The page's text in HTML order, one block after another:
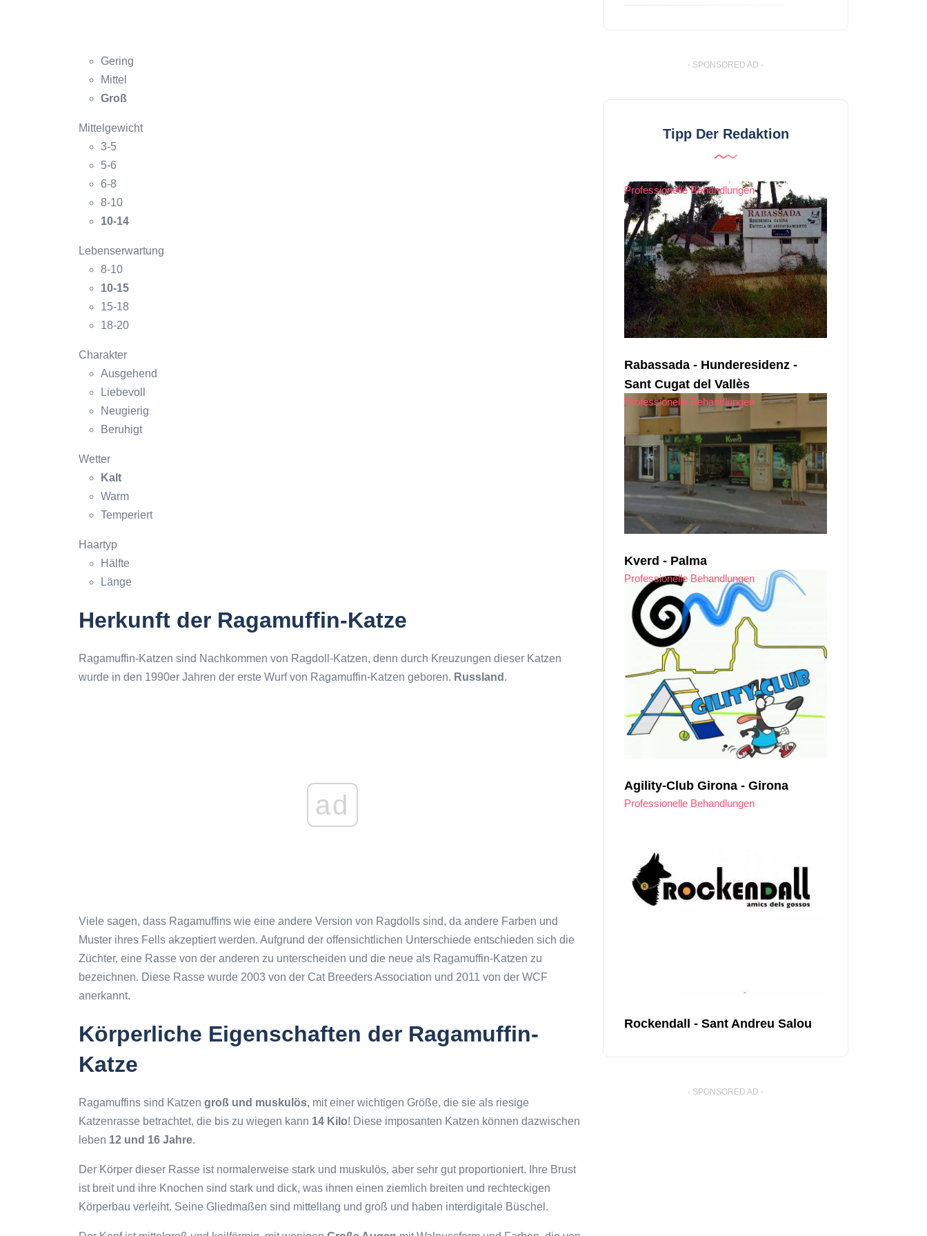
Gering
Mittel
Groß
Mittelgewicht
3-5
5-6
6-8
8-10
10-14
Lebenserwartung
8-10
10-15
15-18
18-20
Charakter
Ausgehend
Liebevoll
Neugierig
Beruhigt
Wetter
Kalt
Warm
Temperiert
Haartyp
Hälfte
Länge
Herkunft der Ragamuffin-Katze
Ragamuffin-Katzen sind Nachkommen von Ragdoll-Katzen, denn durch Kreuzungen dieser Katzen
wurde in den 1990er Jahren der erste Wurf von Ragamuffin-Katzen geboren. Russland .
ad
Viele sagen, dass Ragamuffins wie eine andere Version von Ragdolls sind, da andere Farben und
Muster ihres Fells akzeptiert werden. Aufgrund der offensichtlichen Unterschiede entschieden sich die
Züchter, eine Rasse von der anderen zu unterscheiden und die neue als Ragamuffin-Katzen zu
bezeichnen. Diese Rasse wurde 2003 von der Cat Breeders Association und 2011 von der WCF
anerkannt.
Körperliche Eigenschaften der Ragamuffin-
Katze
Ragamuffins sind Katzen groß und muskulös, mit einer wichtigen Größe, die sie als riesige
Katzenrasse betrachtet, die bis zu wiegen kann 14 Kilo! Diese imposanten Katzen können dazwischen
leben 12 und 16 Jahre.
Der Körper dieser Rasse ist normalerweise stark und muskulös, aber sehr gut proportioniert. Ihre Brust
ist breit und ihre Knochen sind stark und dick, was ihnen einen ziemlich breiten und rechteckigen
Körperbau verleiht. Seine Gliedmaßen sind mittellang und groß und haben interdigitale Büschel.
- SPONSORED AD -
Tipp Der Redaktion
Professionelle Behandlungen
Rabassada - Hunderesidenz -
Sant Cugat del Vallès
Professionelle Behandlungen
Kverd - Palma
Professionelle Behandlungen
Agility-Club Girona - Girona
Professionelle Behandlungen
Rockendall - Sant Andreu Salou
- SPONSORED AD -